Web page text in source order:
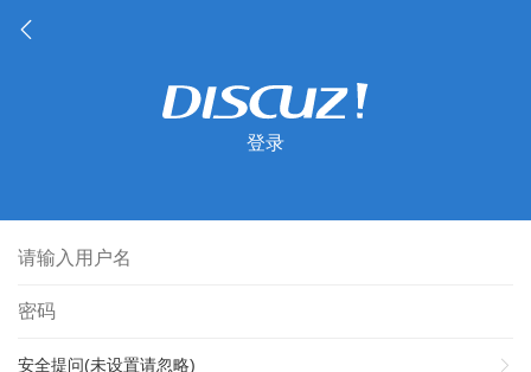
登录
安全提问(未设置请忽略)